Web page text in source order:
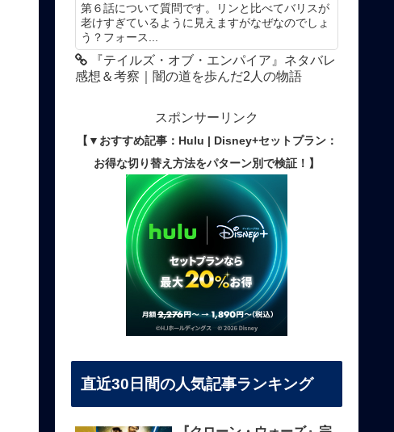
第６話について質問です。リンと比べてバリスが
老けすぎているように見えますがなぜなのでしょ
う？フォース...
『テイルズ・オブ・エンパイア』ネタバレ
感想＆考察｜闇の道を歩んだ2人の物語
スポンサーリンク
【▼おすすめ記事：Hulu | Disney+セットプラン：
お得な切り替え方法をパターン別で検証！】
直近30日間の人気記事ランキング